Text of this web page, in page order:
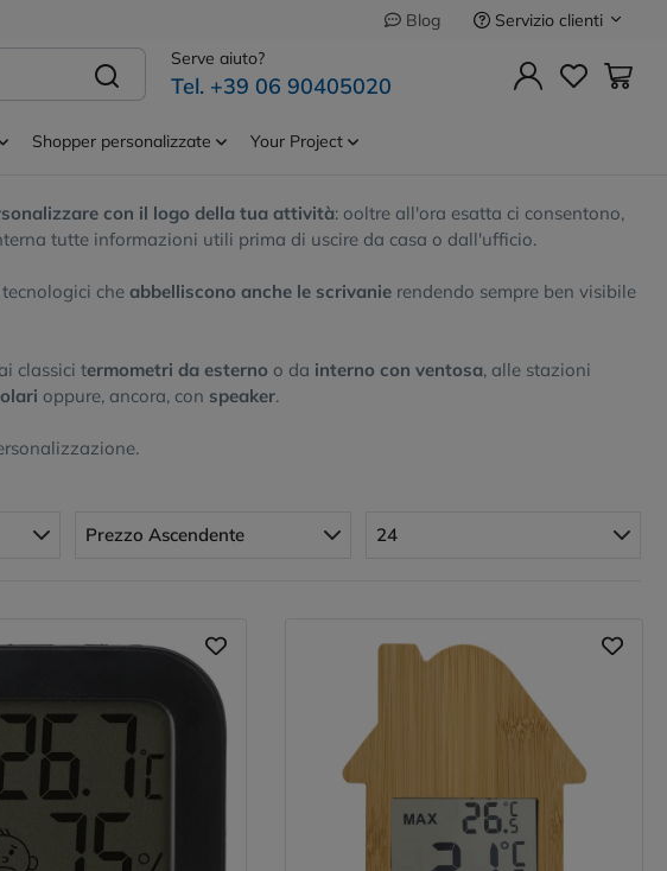
Blog
Servizio clienti
Serve aiuto?
Tel. +39 06 90405020
Shopper personalizzate Your Project
Stazioni meteo
con il logo della tua attività: ooltre all'ora esatta ci consentono,
tutte informazioni utili prima di uscire da casa o dall'ufficio.
che abbelliscono anche le scrivanie rendendo sempre ben visibile
classici termometri da esterno o da interno con ventosa, alle stazioni
oppure, ancora, con speaker.
Prezzo Ascendente 24